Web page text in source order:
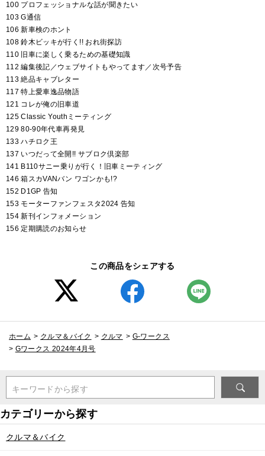
100 プロフェッショナルな話が聞きたい
103 G通信
106 新車検のホント
108 鈴木ビッキが行く!! おれ街探訪
110 旧車に楽しく乗るための基礎知識
112 編集後記／ウェブサイトもやってます／次号予告
113 絶品キャブレター
117 特上愛車逸品物語
121 コレが俺の旧車道
125 Classic Youthミーティング
129 80-90年代車再発見
133 ハチロク王
137 いつだって全開!! サブロク倶楽部
141 B110サニー乗りが行く！旧車ミーティング
146 箱スカVANバン ワゴンかも!?
152 D1GP 告知
153 モーターファンフェスタ2024 告知
154 新刊インフォメーション
156 定期購読のお知らせ
この商品をシェアする
ホーム > クルマ＆バイク > クルマ > G-ワークス
> Gワークス 2024年4月号
キーワードから探す
クルマ＆バイク